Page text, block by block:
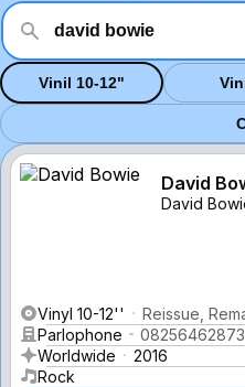
Vinil 10-12"
David
David
Vinyl 10-12''
Reissue,
Parlophone
Worldwide
2016
Rock